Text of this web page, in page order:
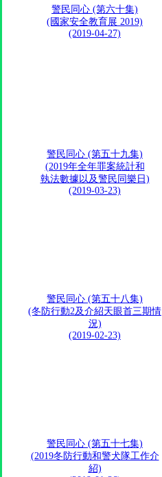
警民同心 (第六十集)
(國家安全教育展 2019)
(2019-04-27)
警民同心 (第五十九集)
(2019年全年罪案統計和
執法數據以及警民同樂日)
(2019-03-23)
警民同心 (第五十八集)
(冬防行動2及介紹天眼首三期情
況)
(2019-02-23)
警民同心 (第五十七集)
(2019冬防行動和警犬隊工作介
紹)